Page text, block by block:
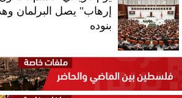
إرهاب" يصل البرلمان
بنوده